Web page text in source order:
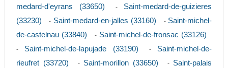
medard-d'eyrans (33650)
- Saint-medard-de-guizieres
(33230)
- Saint-medard-en-jalles (33160) - Saint-michel-
de-castelnau (33840)
- Saint-michel-de-fronsac (33126)
- Saint-michel-de-lapujade (33190) - Saint-michel-de-
rieufret (33720)
- Saint-morillon (33650) - Saint-palais